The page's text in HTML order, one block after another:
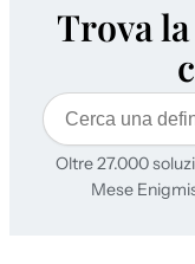
Trova
Cerca
Oltre 27.000
Mese